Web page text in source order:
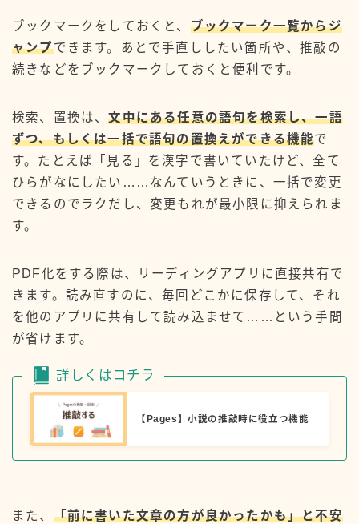
ブックマークをしておくと、 ブックマーク一覧からジ
ャンプできます。あとで手直ししたい箇所や、推敲の
続きなどをブックマークしておくと便利です。
検索、置換は、文中にある任意の語句を検索し、一語
ずつ、もしくは一括で語句の置換えができる機能で
す。たとえば「見る」を漢字で書いていたけど、全て
ひらがなにしたい……なんていうときに、一括で変更
できるのでラクだし、変更もれが最小限に抑えられま
す。
PDF化をする際は、リーディングアプリに直接共有で
きます。読み直すのに、毎回どこかに保存して、それ
を他のアプリに共有して読み込ませて……という手間
が省けます。
詳しくはコチラ
【Pages】小説の推敲時に役立つ機能
また、 「前に書いた文章の方が良かったかも」と不安